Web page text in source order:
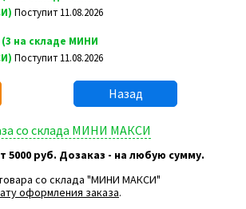
Поступит 11.08.2026
(3 на складе МИНИ
Поступит 11.08.2026
Назад
со склада МИНИ МАКСИ
5000 руб. Дозаказ - на любую сумму.
со склада "МИНИ МАКСИ"
оформления заказа.